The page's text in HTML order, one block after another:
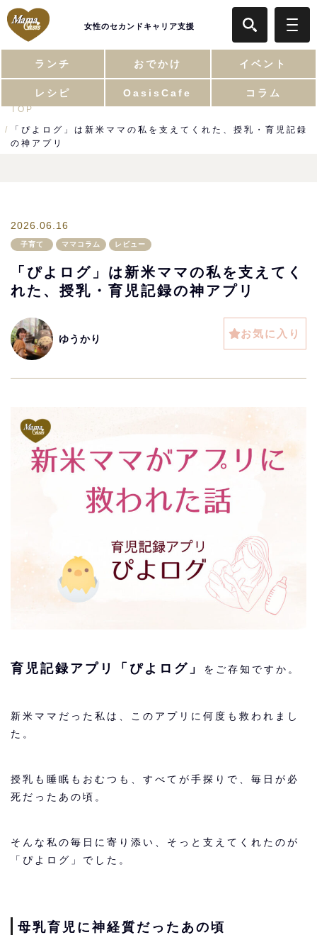
女性のセカンドキャリア支援
ランチ おでかけ イベント
レシピ OasisCafe コラム
TOP
「ぴよログ」は新米ママの私を支えてくれた、授乳・育児記録
の神アプリ
2026.06.16
子育て ママコラム レビュー
「ぴよログ」は新米ママの私を支えてく
れた、授乳・育児記録の神アプリ
ゆうかり お気に入り
育児記録アプリ「ぴよログ」 をご存知ですか。
新米ママだった私は、このアプリに何度も救われまし
た。
授乳も睡眠もおむつも、すべてが手探りで、毎日が必
死だったあの頃。
そんな私の毎日に寄り添い、そっと支えてくれたのが
「ぴよログ」でした。
母乳育児に神経質だったあの頃